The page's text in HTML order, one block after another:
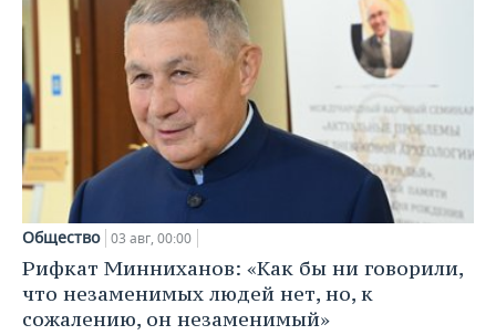
Общество 03 авг, 00:00
Рифкат Минниханов: «Как бы ни говорили,
что незаменимых людей нет, но, к
сожалению, он незаменимый»